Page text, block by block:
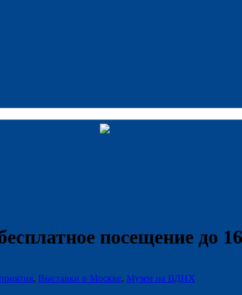
посещение до
, Выставки в Москве, Музеи на ВДНХ